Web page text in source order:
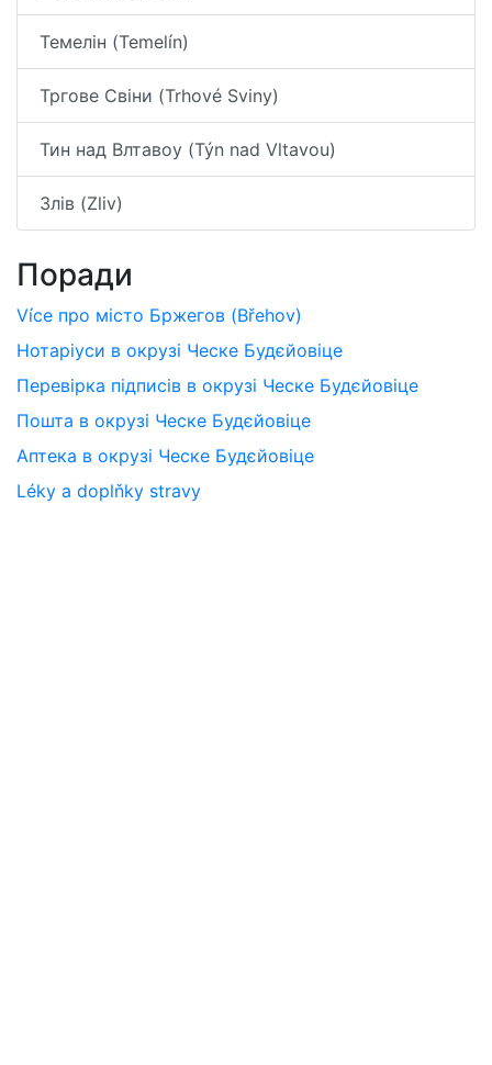
Темелін (Temelín)
Тргове Свіни (Trhové Sviny)
Тин над Влтавоу (Týn nad Vltavou)
Злів (Zliv)
Поради
Více про місто Бржегов (Břehov)
Нотаріуси в окрузі Ческе Будєйовіце
Перевірка підписів в окрузі Ческе Будєйовіце
Пошта в окрузі Ческе Будєйовіце
Аптека в окрузі Ческе Будєйовіце
Léky a doplňky stravy